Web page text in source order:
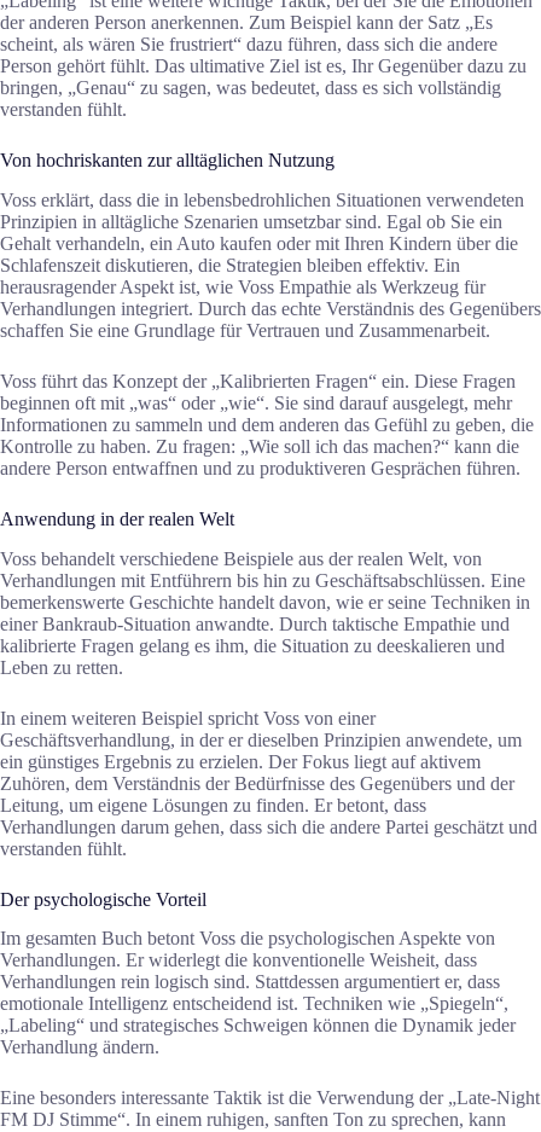
der anderen Person anerkennen. Zum Beispiel kann der Satz „Es
scheint, als wären Sie frustriert“ dazu führen, dass sich die andere
Person gehört fühlt. Das ultimative Ziel ist es, Ihr Gegenüber dazu zu
bringen, „Genau“ zu sagen, was bedeutet, dass es sich vollständig
verstanden fühlt.
Von hochriskanten zur alltäglichen Nutzung
Voss erklärt, dass die in lebensbedrohlichen Situationen verwendeten
Prinzipien in alltägliche Szenarien umsetzbar sind. Egal ob Sie ein
Gehalt verhandeln, ein Auto kaufen oder mit Ihren Kindern über die
Schlafenszeit diskutieren, die Strategien bleiben effektiv. Ein
herausragender Aspekt ist, wie Voss Empathie als Werkzeug für
Verhandlungen integriert. Durch das echte Verständnis des Gegenübers
schaffen Sie eine Grundlage für Vertrauen und Zusammenarbeit.
Voss führt das Konzept der „Kalibrierten Fragen“ ein. Diese Fragen
beginnen oft mit „was“ oder „wie“. Sie sind darauf ausgelegt, mehr
Informationen zu sammeln und dem anderen das Gefühl zu geben, die
Kontrolle zu haben. Zu fragen: „Wie soll ich das machen?“ kann die
andere Person entwaffnen und zu produktiveren Gesprächen führen.
Anwendung in der realen Welt
Voss behandelt verschiedene Beispiele aus der realen Welt, von
Verhandlungen mit Entführern bis hin zu Geschäftsabschlüssen. Eine
bemerkenswerte Geschichte handelt davon, wie er seine Techniken in
einer Bankraub-Situation anwandte. Durch taktische Empathie und
kalibrierte Fragen gelang es ihm, die Situation zu deeskalieren und
Leben zu retten.
In einem weiteren Beispiel spricht Voss von einer
Geschäftsverhandlung, in der er dieselben Prinzipien anwendete, um
ein günstiges Ergebnis zu erzielen. Der Fokus liegt auf aktivem
Zuhören, dem Verständnis der Bedürfnisse des Gegenübers und der
Leitung, um eigene Lösungen zu finden. Er betont, dass
Verhandlungen darum gehen, dass sich die andere Partei geschätzt und
verstanden fühlt.
Der psychologische Vorteil
Im gesamten Buch betont Voss die psychologischen Aspekte von
Verhandlungen. Er widerlegt die konventionelle Weisheit, dass
Verhandlungen rein logisch sind. Stattdessen argumentiert er, dass
emotionale Intelligenz entscheidend ist. Techniken wie „Spiegeln“,
„Labeling“ und strategisches Schweigen können die Dynamik jeder
Verhandlung ändern.
Eine besonders interessante Taktik ist die Verwendung der „Late-Night
FM DJ Stimme“. In einem ruhigen, sanften Ton zu sprechen, kann